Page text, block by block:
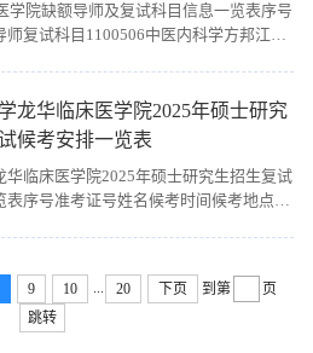
姚骏骐100506中医内科学
徐俪雯100506中医内科学
何依瞳100506中医内科学
苏一墉100506中医内科学
王舒白100508中医骨伤科学
赵辰禹100508中医骨伤科学
丁臻100508中医骨伤科学1...
学院缺额导师及复试科目信息一览表序号
师复试科目1100506中医内科学方邦江中
内科学杨丽丽中医内科学6100506中医内
科学7100506中医内科学祝利民中医内科
10100508中医骨伤科学徐浩中医骨伤科
伤科学姚敏中医骨伤科学12100511中医
16100601中西医结合基础贾立军分子
西医结合基础李翠分子生物学18100601
立辉分子生物学19100601中西医结合基
龙华临床医学院2025年硕士研究
候考安排一览表
华临床医学院2025年硕士研究生招生复试
表序号准考证号姓名候考时间候考地点
王慧潺4102685124100018陈思怡
闻昱6102685124100021周宁静
蔡濛8102685130400036牛奇越
9 10 20 下页 到第
页
跳转